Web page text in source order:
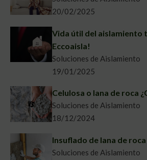
20/02/2025
Vida útil del aislamiento
Eccoaisla!
Soluciones de Aislamiento
19/01/2025
Celulosa o lana de roca
Soluciones de Aislamiento
18/12/2024
Insuflado de lana de
Soluciones de Aislamiento